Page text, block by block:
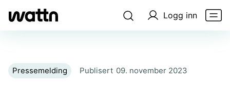
Logg inn
Pressemelding Publisert 09. november 2023